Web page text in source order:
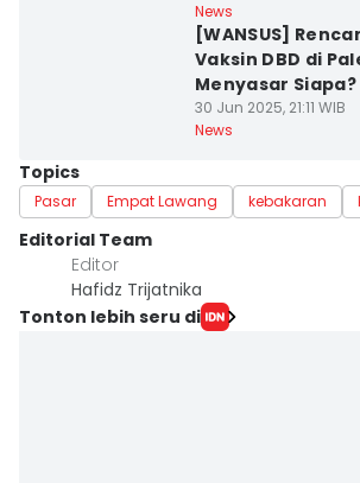
News
[WANSUS]
Vaksin DBD di
Menyasar Siapa?
30 Jun 2025, 21:11 WIB
News
Topics
Pasar Empat Lawang kebakaran
Editorial Team
Editor
Hafidz Trijatnika
Tonton lebih seru di